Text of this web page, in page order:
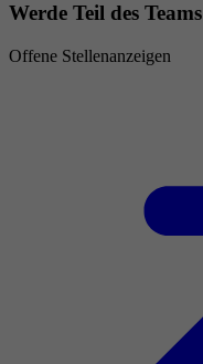
Werde Teil des Teams
Offene Stellenanzeigen